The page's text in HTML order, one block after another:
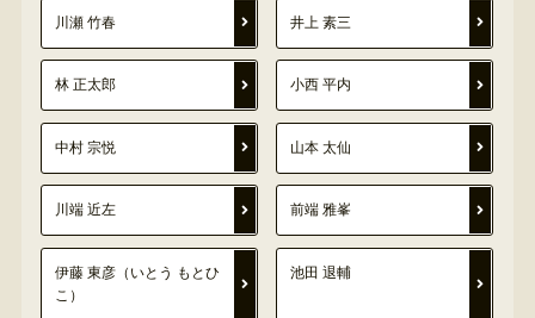
川瀬 竹春 井上 素三
林 正太郎 小西 平内
中村 宗悦 山本 太仙
川端 近左 前端 雅峯
伊藤 東彦（いとう もとひ
こ）
池田 退輔